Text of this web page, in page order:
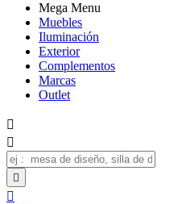
Mega Menu
Muebles
Iluminación
Exterior
Complementos
Marcas
Outlet



